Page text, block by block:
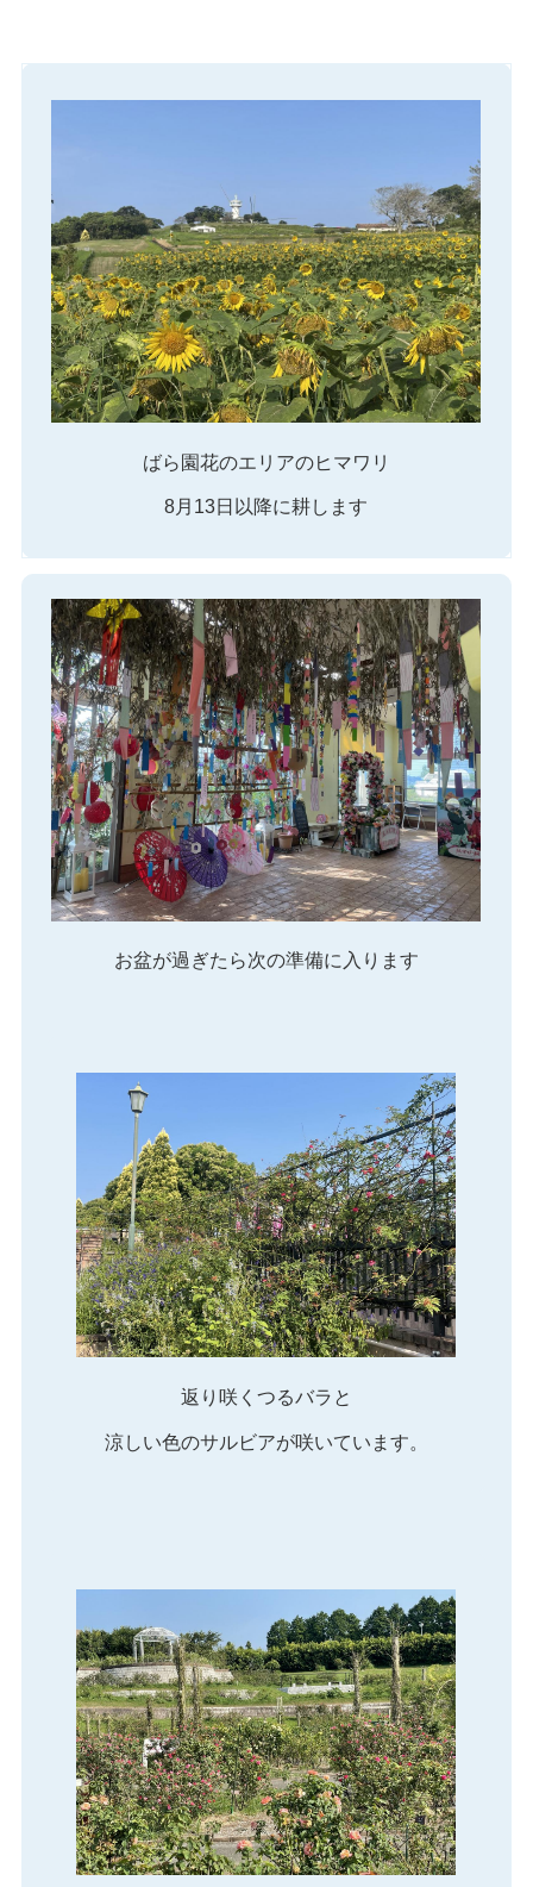
ばら園花のエリアのヒマワリ
8月13日以降に耕します
お盆が過ぎたら次の準備に入ります
返り咲くつるバラと
涼しい色のサルビアが咲いています。